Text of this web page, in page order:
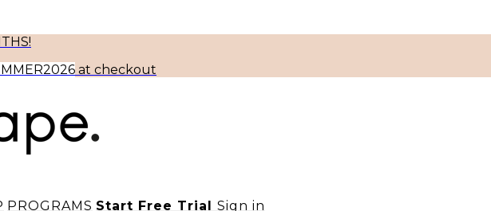
at checkout
PROGRAMS Start Free Trial Sign in